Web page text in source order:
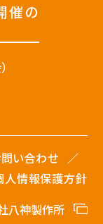
催の
い合わせ
人情報保護方針
八神製作所